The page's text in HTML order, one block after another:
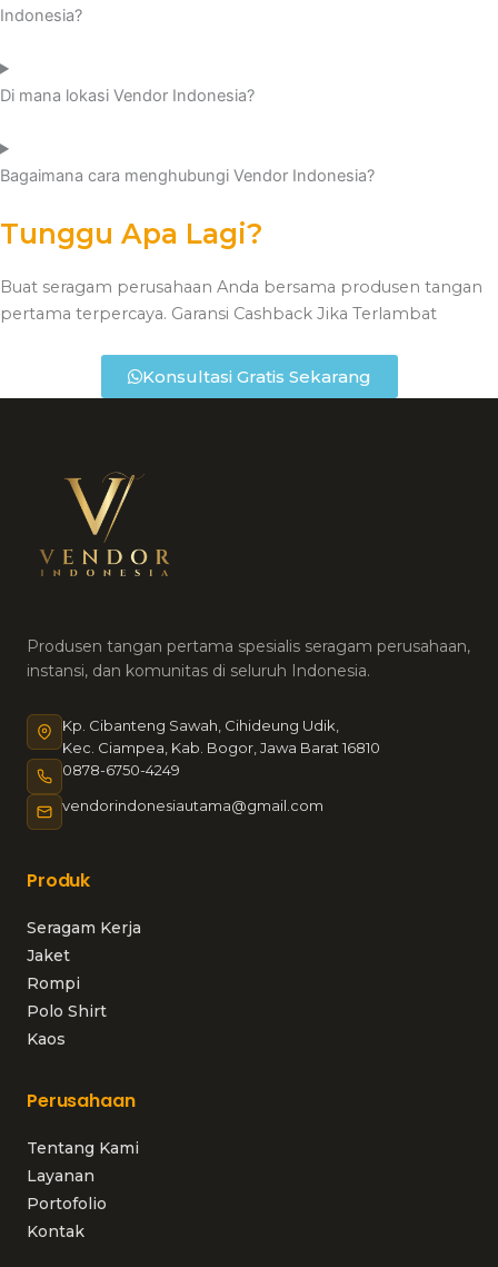
Indonesia?
Di mana lokasi Vendor Indonesia?
Bagaimana cara menghubungi Vendor Indonesia?
Tunggu Apa Lagi?
Buat seragam perusahaan Anda bersama produsen tangan
pertama terpercaya. Garansi Cashback Jika Terlambat
Konsultasi Gratis Sekarang
Produsen tangan pertama spesialis seragam perusahaan,
instansi, dan komunitas di seluruh Indonesia.
Kp. Cibanteng Sawah, Cihideung Udik,
Kec. Ciampea, Kab. Bogor, Jawa Barat 16810
0878-6750-4249
vendorindonesiautama@gmail.com
Produk
Seragam Kerja
Jaket
Rompi
Polo Shirt
Kaos
Perusahaan
Tentang Kami
Layanan
Portofolio
Kontak